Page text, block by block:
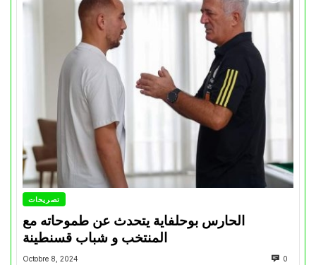
تصريحات
الحارس بوحلفاية يتحدث عن طموحاته مع
المنتخب و شباب قسنطينة
Octobre 8, 2024 0